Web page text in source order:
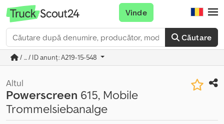
Căutare
Vinde
/ ... / ID anunț: A219-15-548
Altul
Powerscreen 615, Mobile
Trommelsiebanalge